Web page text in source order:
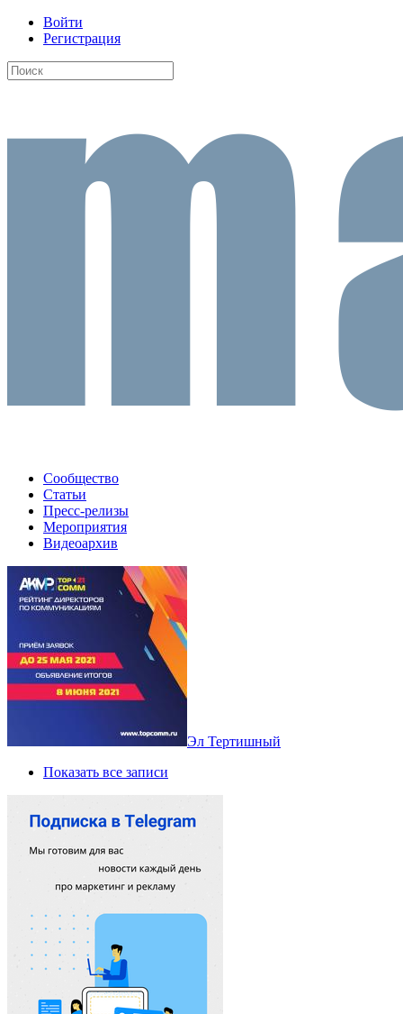
Войти
Регистрация
Сообщество
Статьи
Пресс-релизы
Мероприятия
Видеоархив
Эл Тертишный
Показать все записи